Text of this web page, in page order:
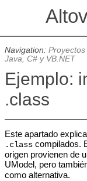
Navigation:
Java, C# y VB.NET
Ejemplo:
.class
Este apartado
.classcompilados.
origen provienen de
UModel, pero
como alternativa.